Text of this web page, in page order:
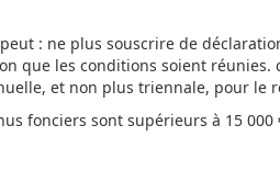
: ne plus souscrire de
que les conditions soient
et non plus triennale, pour le
fonciers sont supérieurs à 15